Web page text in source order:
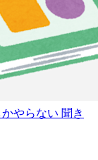
やらない 聞き